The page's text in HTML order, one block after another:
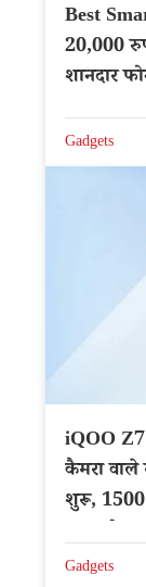
Best
20,000
शानदार
Gadgets
iQOO
कैमरा वाले
शुरू, 1500
Gadgets